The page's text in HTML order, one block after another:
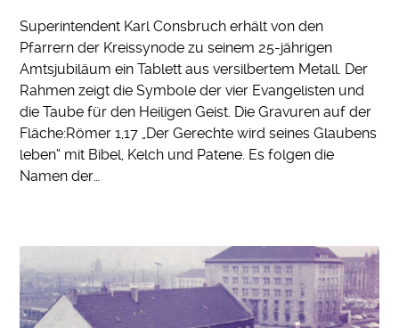
Superintendent Karl Consbruch erhält von den
Pfarrern der Kreissynode zu seinem 25-jährigen
Amtsjubiläum ein Tablett aus versilbertem Metall. Der
Rahmen zeigt die Symbole der vier Evangelisten und
die Taube für den Heiligen Geist. Die Gravuren auf der
Fläche:Römer 1,17 „Der Gerechte wird seines Glaubens
leben“ mit Bibel, Kelch und Patene. Es folgen die
Namen der…